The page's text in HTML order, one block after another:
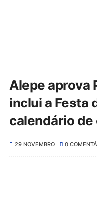
Alepe aprova
inclui a Festa
calendário
29 NOVEMBRO 0